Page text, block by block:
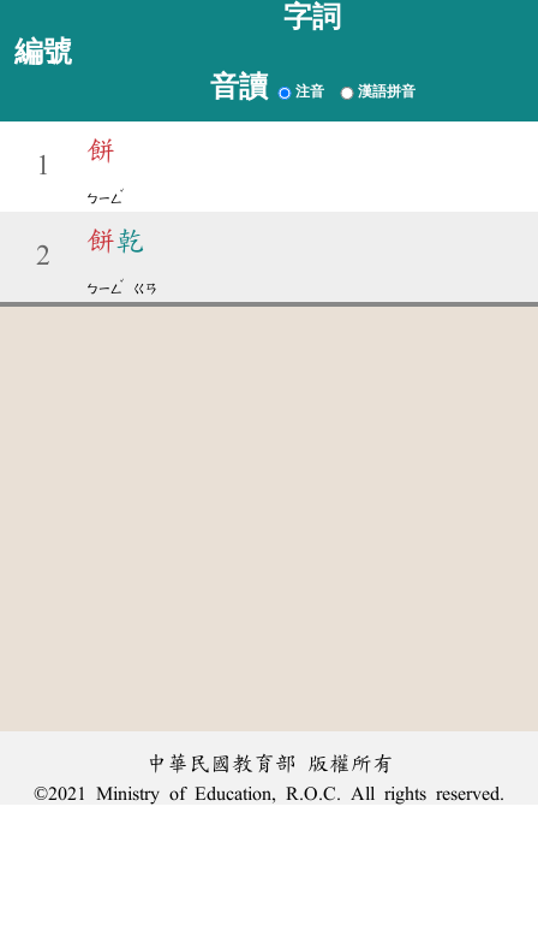
編號
字詞
音讀 注音 漢語拼音
1
餅
ㄅㄧㄥ
ˇ
2
餅乾
ㄅㄧㄥ
ˇ
ㄍㄢ
中華民國教育部 版權所有
©2021 Ministry of Education, R.O.C. All rights reserved.